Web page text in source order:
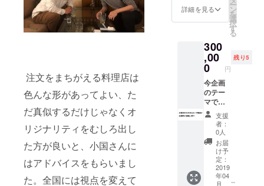
注文をまちがえる料理店は
色んな形があってよい、た
だ真似するだけじゃなくオ
リジナリティをむしろ出し
た方が良いと、小国さんに
はアドバイスをもらいまし
た。全国には視点を変えて
だが美
味しい
野菜を2
けてお
送りい
たしま
す。お
野菜の
種類は3
種程に
なると
おもい
ます。
規格外
品と
は、規
程の物
に満た
詳細を見る ー
ン
を
選
択
す
る
300
,00
0 円
残り5
今企画
のテー
マであ
る規格
外品を
無駄な
く使う
仕組み
に合わ
せて、
４月と7
支援
者：
0人
お届
け予
定：
2019
年04
月